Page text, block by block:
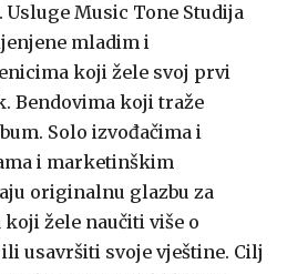
Music Tone Studija
mladim i
koji žele svoj prvi
Bendovima koji traže
Solo izvođačima i
i marketinškim
originalnu glazbu za
žele naučiti više o
usavršiti svoje vještine. Cilj